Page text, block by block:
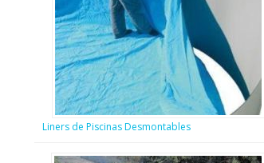
Liners de Piscinas Desmontables